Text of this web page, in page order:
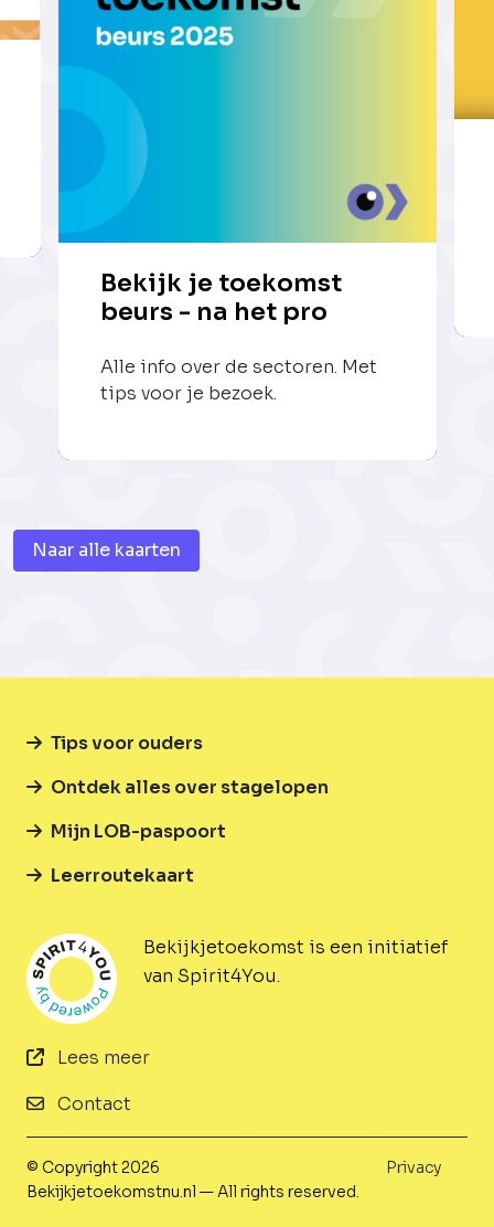
Bekijk je toekomst
beurs - na het pro
Alle info over de sectoren. Met
tips voor je bezoek.
Naar alle kaarten
Bekijkjetoekomst is een initiatief
van Spirit4You.
Lees meer
Contact
Tips voor ouders
Ontdek alles over stagelopen
Mijn LOB-paspoort
Leerroutekaart
© Copyright 2026
Bekijkjetoekomstnu.nl — All rights reserved.
Privacy